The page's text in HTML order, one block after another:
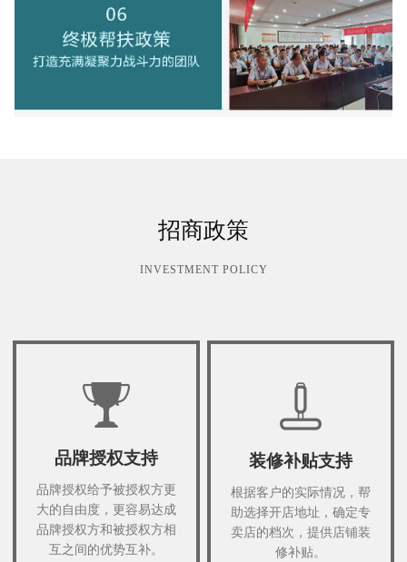
招商政策
INVESTMENT POLICY
品牌授权支持
品牌授权给予被授权方更
大的自由度，更容易达成
品牌授权方和被授权方相
互之间的优势互补。
装修补贴支持
根据客户的实际情况，帮
助选择开店地址，确定专
卖店的档次，提供店铺装
修补贴。